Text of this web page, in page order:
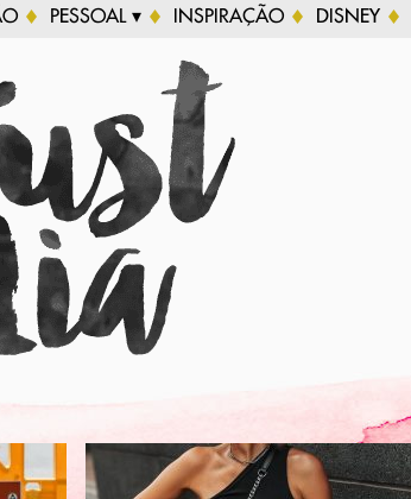
PESSOAL ▾ INSPIRAÇÃO DISNEY